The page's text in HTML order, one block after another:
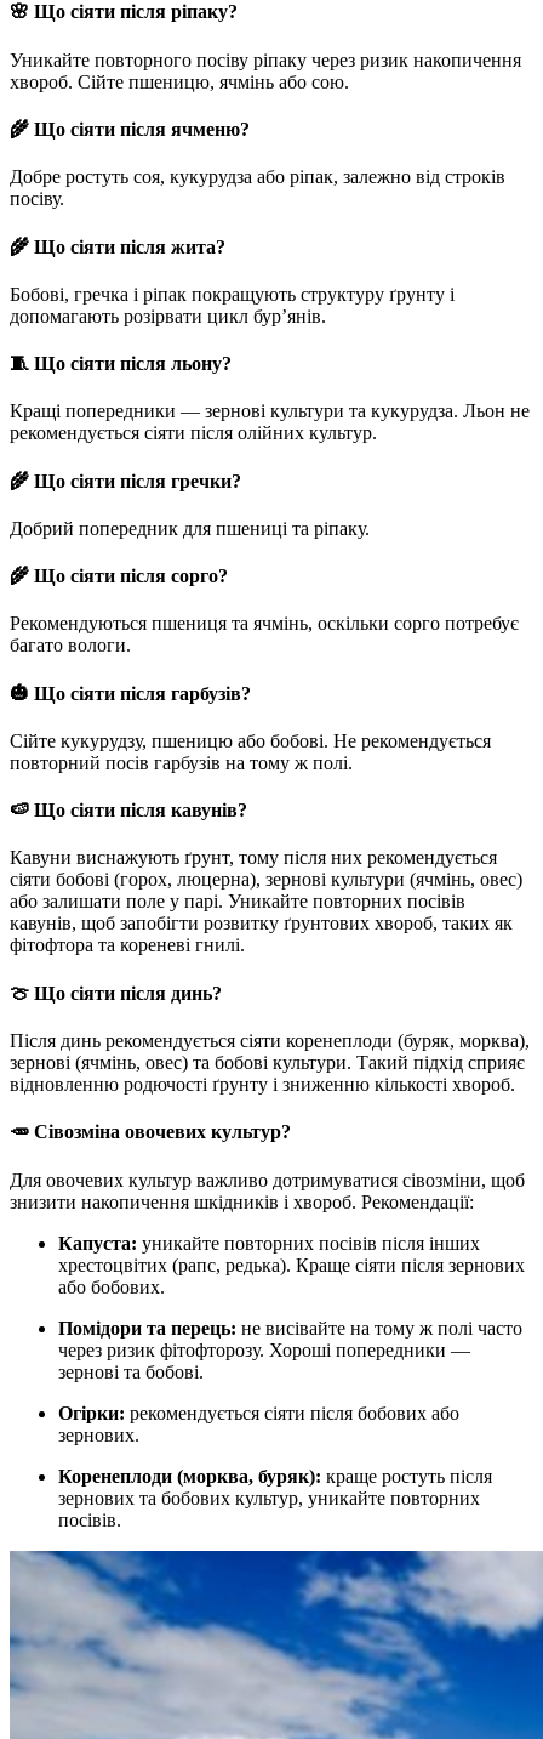
🌸 Що сіяти після ріпаку?
Уникайте повторного посіву ріпаку через ризик накопичення
хвороб. Сійте пшеницю, ячмінь або сою.
🌾 Що сіяти після ячменю?
Добре ростуть соя, кукурудза або ріпак, залежно від строків
посіву.
🌾 Що сіяти після жита?
Бобові, гречка і ріпак покращують структуру ґрунту і
допомагають розірвати цикл бур’янів.
🧵 Що сіяти після льону?
Кращі попередники — зернові культури та кукурудза. Льон не
рекомендується сіяти після олійних культур.
🌾 Що сіяти після гречки?
Добрий попередник для пшениці та ріпаку.
🌾 Що сіяти після сорго?
Рекомендуються пшениця та ячмінь, оскільки сорго потребує
багато вологи.
🎃 Що сіяти після гарбузів?
Сійте кукурудзу, пшеницю або бобові. Не рекомендується
повторний посів гарбузів на тому ж полі.
🍉 Що сіяти після кавунів?
Кавуни виснажують ґрунт, тому після них рекомендується
сіяти бобові (горох, люцерна), зернові культури (ячмінь, овес)
або залишати поле у парі. Уникайте повторних посівів
кавунів, щоб запобігти розвитку ґрунтових хвороб, таких як
фітофтора та кореневі гнилі.
🍈 Що сіяти після динь?
Після динь рекомендується сіяти коренеплоди (буряк, морква),
зернові (ячмінь, овес) та бобові культури. Такий підхід сприяє
відновленню родючості ґрунту і зниженню кількості хвороб.
🥕 Сівозміна овочевих культур?
Для овочевих культур важливо дотримуватися сівозміни, щоб
знизити накопичення шкідників і хвороб. Рекомендації:
Капуста: уникайте повторних посівів після інших
хрестоцвітих (рапс, редька). Краще сіяти після зернових
або бобових.
Помідори та перець: не висівайте на тому ж полі часто
через ризик фітофторозу. Хороші попередники —
зернові та бобові.
Огірки: рекомендується сіяти після бобових або
зернових.
Коренеплоди (морква, буряк): краще ростуть після
зернових та бобових культур, уникайте повторних
посівів.